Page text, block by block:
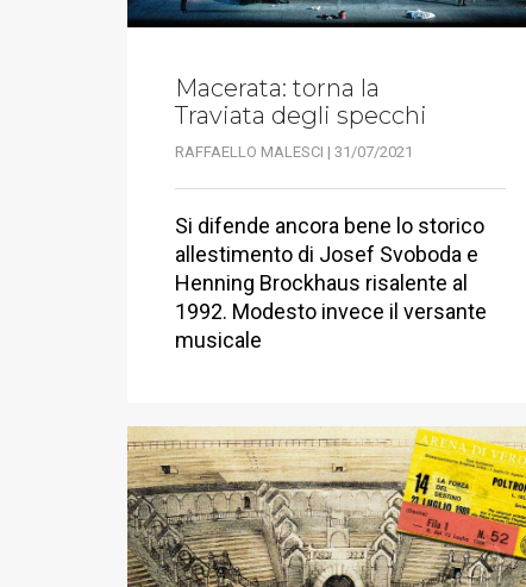
Macerata: torna la
Traviata degli specchi
RAFFAELLO MALESCI | 31/07/2021
Si difende ancora bene lo storico
allestimento di Josef Svoboda e
Henning Brockhaus risalente al
1992. Modesto invece il versante
musicale